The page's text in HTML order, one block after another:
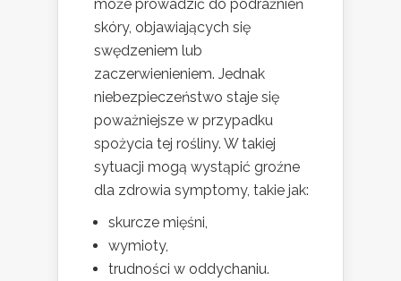
może prowadzić do podrażnień
skóry, objawiających się
swędzeniem lub
zaczerwienieniem. Jednak
niebezpieczeństwo staje się
poważniejsze w przypadku
spożycia tej rośliny. W takiej
sytuacji mogą wystąpić groźne
dla zdrowia symptomy, takie jak:
skurcze mięśni,
wymioty,
trudności w oddychaniu.